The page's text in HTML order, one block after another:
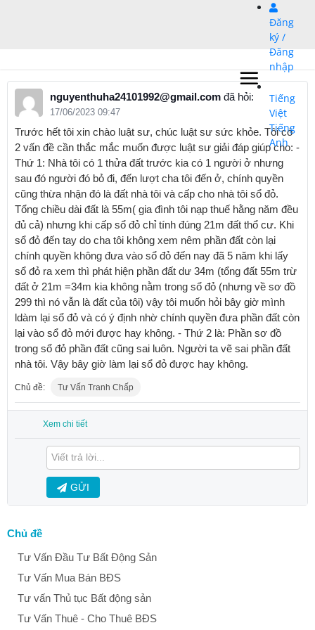
Đăng
ký /
Đăng
nhập
Tiếng
Việt
Tiếng
Anh
Chủ đề
Tư Vấn Đầu Tư Bất Động Sản
Tư Vấn Mua Bán BĐS
Tư vấn Thủ tục Bất động sản
Tư Vấn Thuê - Cho Thuê BĐS
nguyenthuha24101992@gmail.com đã hỏi:
17/06/2023 09:47
Trước hết tôi xin chào luật sư, chúc luật sư sức khỏe. Tôi có
2 vấn đề cần thắc mắc muốn được luật sư giải đáp giúp cho: -
Thứ 1: Nhà tôi có 1 thửa đất trước kia có 1 người ở nhưng
sau đó người đó bỏ đi, đến lượt cha tôi đến ở, chính quyền
cũng thừa nhận đó là đất nhà tôi và cấp cho nhà tôi sổ đỏ.
Tổng chiều dài đất là 55m( gia đình tôi nạp thuế hằng năm đều
đủ cả) nhưng khi cấp sổ đỏ chỉ tính đúng 21m đất thổ cư. Khi
sổ đỏ đến tay do cha tôi không xem nêm phần đất còn lại
chính quyền không đưa vào sổ đỏ đến nay đã 5 năm khi lấy
sổ đỏ ra xem thì phát hiện phần đất dư 34m (tổng đất 55m trừ
đất ở 21m =34m kia không nằm trong sổ đỏ (nhưng về sơ đồ
299 thì nó vẫn là đất của tôi) vậy tôi muốn hỏi bây giờ mình
ldàm lại sổ đỏ và có ý định nhờ chính quyền đưa phần đất còn
lại vào sổ đỏ mới được hay không. - Thứ 2 là: Phần sơ đồ
trong sổ đỏ phần đất cũng sai luôn. Người ta vẽ sai phần đất
nhà tôi. Vậy bây giờ làm lại sổ đỏ được hay không.
Chủ đề: Tư Vấn Tranh Chấp
Xem chi tiết
GỬI